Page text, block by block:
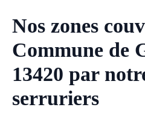
Nos zones
Commune de
13420 par
serruriers